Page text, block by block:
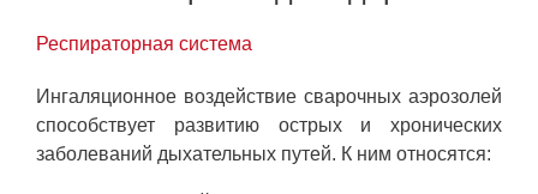
Респираторная система
Ингаляционное воздействие сварочных аэрозолей
способствует развитию острых и хронических
заболеваний дыхательных путей. К ним относятся: